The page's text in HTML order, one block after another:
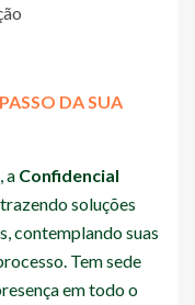
DA SUA
a Confidencial
soluções
contemplando suas
Tem sede
em todo o